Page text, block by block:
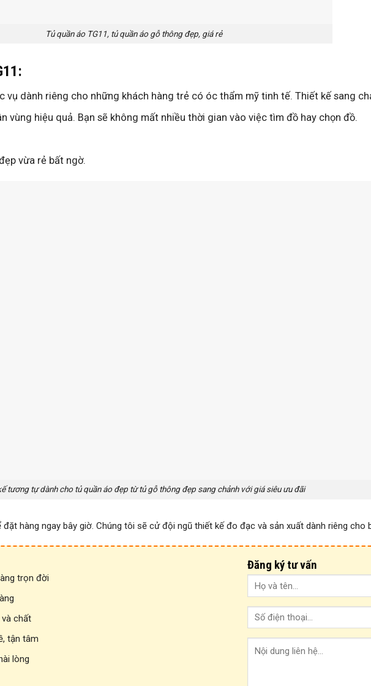
Tủ quần áo TG11, tủ quần áo gỗ thông đẹp, giá rẻ
vụ dành riêng cho những khách hàng trẻ có óc thẩm mỹ tinh tế. Thiết kế sang
vùng hiệu quả. Bạn sẽ không mất nhiều thời gian vào việc tìm đồ hay chọn đồ.
vừa rẻ bất ngờ.
tương tự dành cho tủ quần áo đẹp từ tủ gỗ thông đẹp sang chảnh với giá siêu ưu đãi
đặt hàng ngay bây giờ. Chúng tôi sẽ cử đội ngũ thiết kế đo đạc và sản xuất dành riêng cho
trọn đời
chất
tận tâm
lòng
Đăng ký tư vấn